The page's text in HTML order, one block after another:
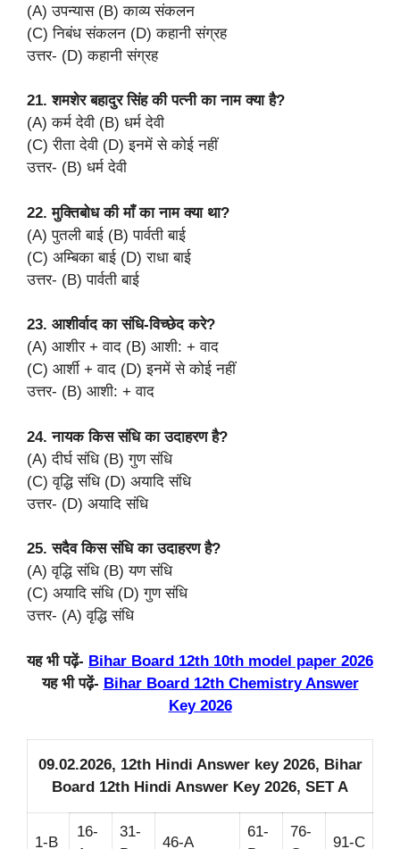
(A) उपन्यास (B) काव्य संकलन
(C) निबंध संकलन (D) कहानी संग्रह
उत्तर- (D) कहानी संग्रह
21. शमशेर बहादुर सिंह की पत्नी का नाम क्या है?
(A) कर्म देवी (B) धर्म देवी
(C) रीता देवी (D) इनमें से कोई नहीं
उत्तर- (B) धर्म देवी
22. मुक्तिबोध की माँ का नाम क्या था?
(A) पुतली बाई (B) पार्वती बाई
(C) अम्बिका बाई (D) राधा बाई
उत्तर- (B) पार्वती बाई
23. आशीर्वाद का संधि-विच्छेद करे?
(A) आशीर + वाद (B) आशी: + वाद
(C) आर्शी + वाद (D) इनमें से कोई नहीं
उत्तर- (B) आशी: + वाद
24. नायक किस संधि का उदाहरण है?
(A) दीर्घ संधि (B) गुण संधि
(C) वृद्धि संधि (D) अयादि संधि
उत्तर- (D) अयादि संधि
25. सदैव किस संधि का उदाहरण है?
(A) वृद्धि संधि (B) यण संधि
(C) अयादि संधि (D) गुण संधि
उत्तर- (A) वृद्धि संधि
यह भी पढ़ें- Bihar Board 12th 10th model paper 2026
यह भी पढ़ें- Bihar Board 12th Chemistry Answer
Key 2026
09.02.2026, 12th Hindi Answer key 2026, Bihar
Board 12th Hindi Answer Key 2026, SET A
1-B
16-
31-
46-A
61-
76-
91-C